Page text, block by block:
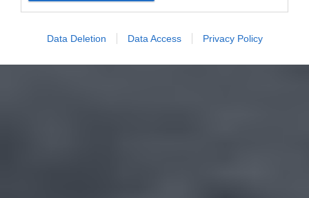
Data Deletion Data Access Privacy Policy